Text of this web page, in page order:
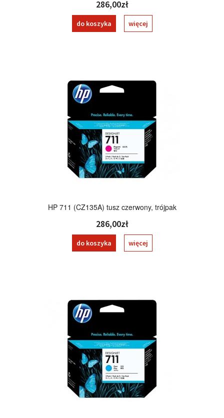
286,00zł
do koszyka więcej
HP 711 (CZ135A) tusz czerwony, trójpak
286,00zł
do koszyka więcej